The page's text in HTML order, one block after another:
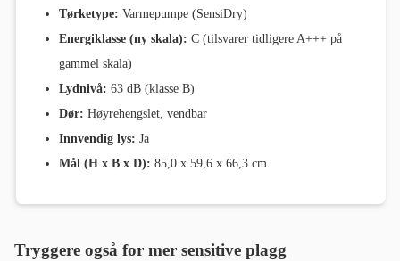
Tørketype: Varmepumpe (SensiDry)
Energiklasse (ny skala): C (tilsvarer tidligere A+++ på
gammel skala)
Lydnivå: 63 dB (klasse B)
Dør: Høyrehengslet, vendbar
Innvendig lys: Ja
Mål (H x B x D): 85,0 x 59,6 x 66,3 cm
Tryggere også for mer sensitive plagg